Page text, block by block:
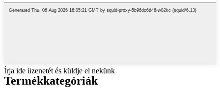
Írja ide üzenetét és küldje el nekünk
Termékkategóriák